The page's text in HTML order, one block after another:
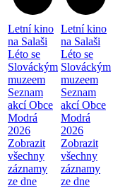
Letní kino
na Salaši
Léto se
Slováckým
muzeem
Seznam
akcí Obce
Modrá
2026
Zobrazit
všechny
záznamy
ze dne
Letní kino
na Salaši
Léto se
Slováckým
muzeem
Seznam
akcí Obce
Modrá
2026
Zobrazit
všechny
záznamy
ze dne